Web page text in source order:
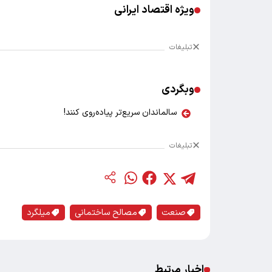
ویژه اقتصاد ایرانی
تبلیغات
وبگردی
سالماندان سریع‌تر پیاده‌روی کنند!
تبلیغات
صنعت مصالح ساختمانی میلگرد